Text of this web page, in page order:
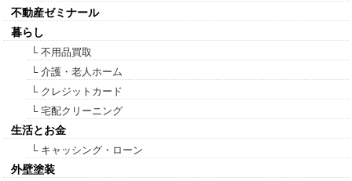
不動産ゼミナール
暮らし
└ 不用品買取
└ 介護・老人ホーム
└ クレジットカード
└ 宅配クリーニング
生活とお金
└ キャッシング・ローン
外壁塗装